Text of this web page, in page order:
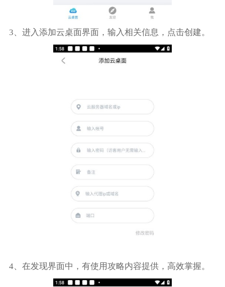
3、进入添加云桌面界面，输入相关信息，点击创建。
4、在发现界面中，有使用攻略内容提供，高效掌握。